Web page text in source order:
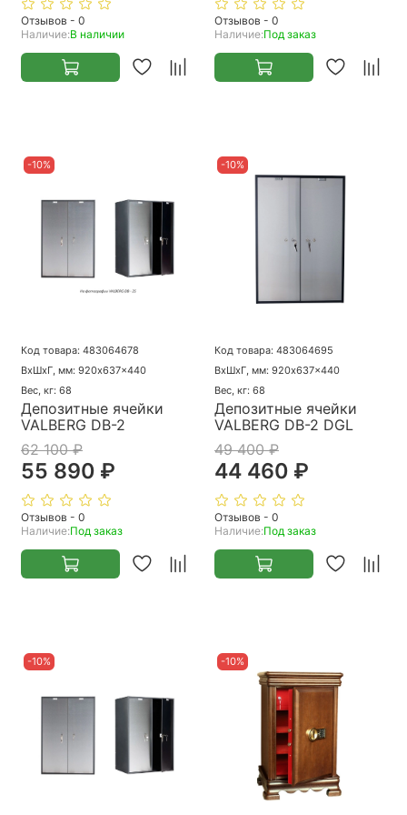
Отзывов - 0
Наличие:В наличии
Отзывов - 0
Наличие:Под заказ
-10%
Код товара: 483064678
ВхШхГ, мм: 920x637x440
Вес, кг: 68
Депозитные ячейки
VALBERG DB-2
62 100 ₽
55 890 ₽
Отзывов - 0
Наличие:Под заказ
-10%
Код товара: 483064695
ВхШхГ, мм: 920x637x440
Вес, кг: 68
Депозитные ячейки
VALBERG DB-2 DGL
49 400 ₽
44 460 ₽
Отзывов - 0
Наличие:Под заказ
-10% -10%